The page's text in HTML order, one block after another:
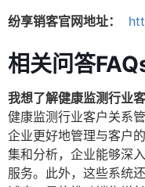
纷享销客官网地址：
相关问答FAQs
我想了解健康监测行业
健康监测行业客户关系
企业更好地管理与客户
集和分析，企业能够深
服务。此外，这些系统